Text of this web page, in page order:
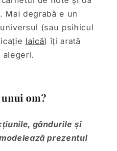
Mai degrabă e un
(sau psihicul
laică) îți arată
alegeri.
om?
gândurile și
prezentul